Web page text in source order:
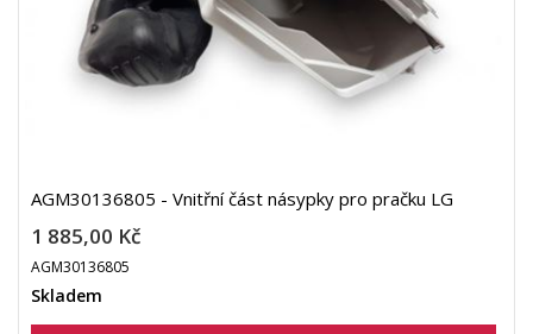
AGM30136805 - Vnitřní část násypky pro pračku LG
1 885,00 Kč
AGM30136805
Skladem